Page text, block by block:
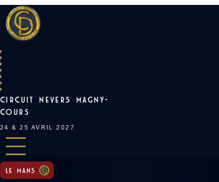
Skip
to
content
CIRCUIT NEVERS MAGNY-
COURS
24 & 25 AVRIL 2027